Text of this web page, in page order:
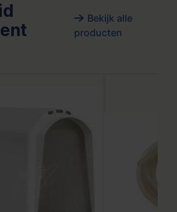
Bekijk alle
producten